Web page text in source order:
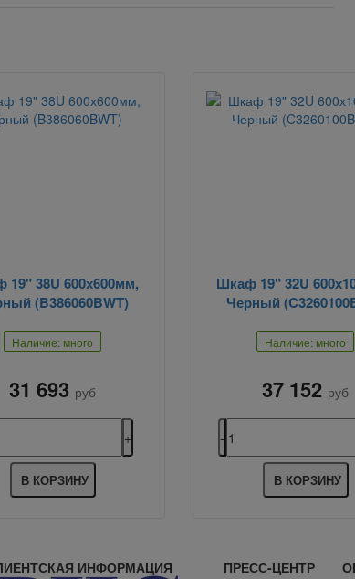
19" 38U 600х600мм,
(B386060BWT)
Наличие: много
31 693 руб
В КОРЗИНУ
Шкаф 19" 32U
Черный
Наличие: много
37 152 руб
В КОРЗИНУ
ИНФОРМАЦИЯ ПРЕСС-ЦЕНТР